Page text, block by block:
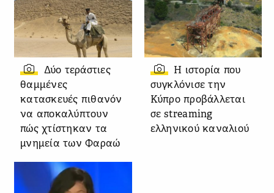
Δύο τεράστιες
θαμμένες
κατασκευές πιθανόν
να αποκαλύπτουν
πώς χτίστηκαν τα
μνημεία των Φαραώ
Η ιστορία που
συγκλόνισε την
Κύπρο προβάλλεται
σε streaming
ελληνικού καναλιού